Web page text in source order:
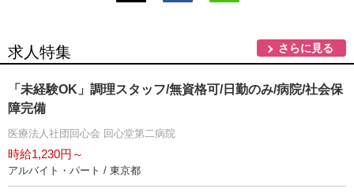
求人特集 さらに見る
「未経験OK」調理スタッフ/無資格可/日勤のみ/病院/社会保
障完備
医療法人社団回心会 回心堂第二病院
時給1,230円～
アルバイト・パート / 東京都